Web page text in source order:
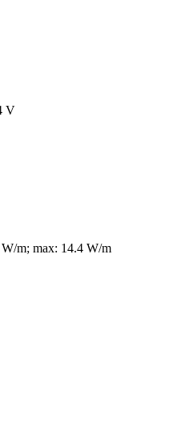
V
m; max: 14.4 W/m